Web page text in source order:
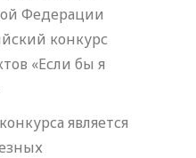
Федерации
конкурс
«Если бы я
является